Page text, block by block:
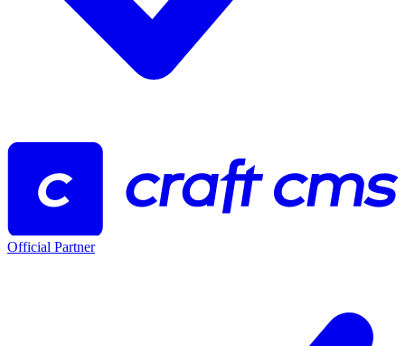
Official Partner